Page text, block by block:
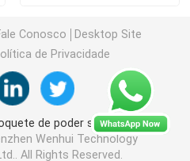
fio posto
Conosco
Desktop Site
de Privacidade
de poder supplier.
Wenhui Technology
All Rights Reserved.